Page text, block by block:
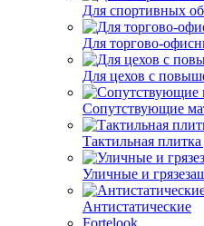
Для спортивных
Для торгово-
Для цехов с
Сопутствующие
Тактильная
Уличные и
Антистатические
Fortelook